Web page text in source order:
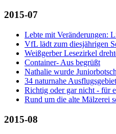
2015-07
Lebte mit Veränderungen:
VfL lädt zum diesjährigen
Weißgerber Lesezirkel
Container- Aus begrüßt
Nathalie wurde
34 naturnahe
Richtig oder gar nicht - für
Rund um die alte Mälzerei
2015-08